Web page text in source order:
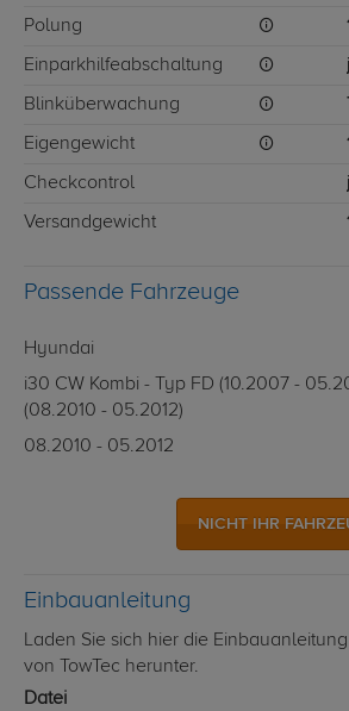
Polung
Einparkhilfeabschaltung
Blinküberwachung
Eigengewicht
Checkcontrol
Versandgewicht
Passende Fahrzeuge
Hyundai
i30 CW Kombi - Typ FD (10.2007 -
(08.2010 - 05.2012)
08.2010 - 05.2012
NICHT IHR
Einbauanleitung
Laden Sie sich hier die
von TowTec herunter.
Datei